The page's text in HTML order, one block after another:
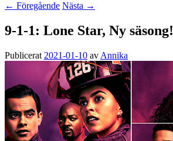
← Föregående Nästa →
9-1-1: Lone Star, Ny säsong!
Publicerat 2021-01-10 av Annika